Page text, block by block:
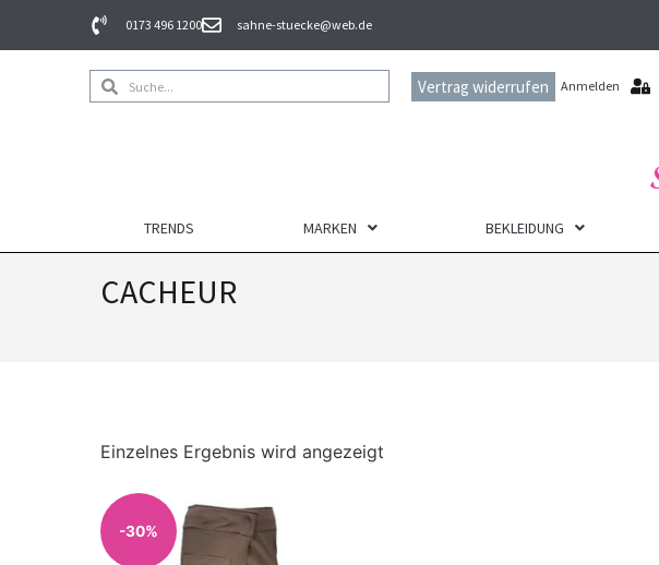
0173 496 1200 sahne-stuecke@web.de
Vertrag widerrufen Anmelden
TRENDS MARKEN BEKLEIDUNG
CACHEUR
Einzelnes Ergebnis wird angezeigt
-30%